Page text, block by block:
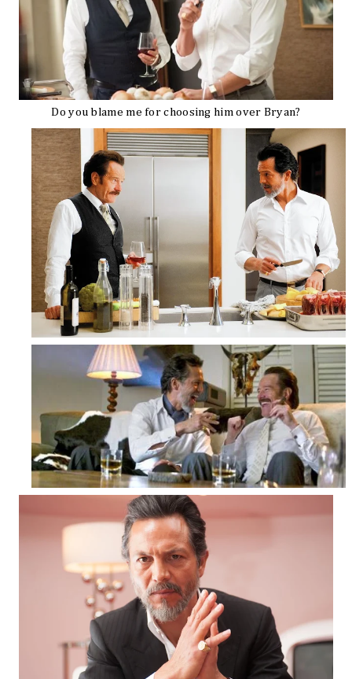
Do you blame me for choosing him over Bryan?